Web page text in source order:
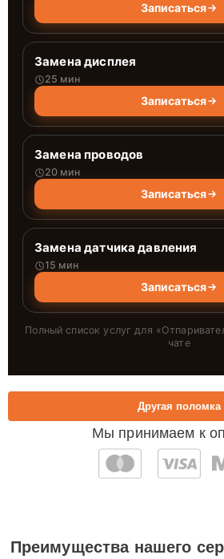
Записаться
Замена дисплея
25 мин
Записаться
Замена проводов
20 мин
Записаться
Замена датчика давления
15 мин
Записаться
Полный список услуг для «
чате
Мы принимаем к
Другая поломка
Преимущества нашего